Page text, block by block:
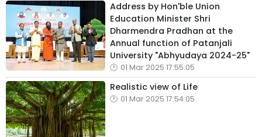
Address by Hon'ble Union
Education Minister Shri
Dharmendra Pradhan at the
Annual function of Patanjali
University "Abhyudaya 2024-25"
01 Mar 2025 17:55:05
Realistic view of Life
01 Mar 2025 17:54:05